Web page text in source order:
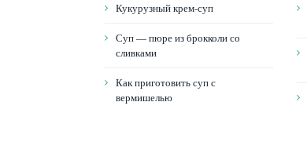
Кукурузный крем-суп
Суп — пюре из брокколи со
сливками
Как приготовить суп с
вермишелью